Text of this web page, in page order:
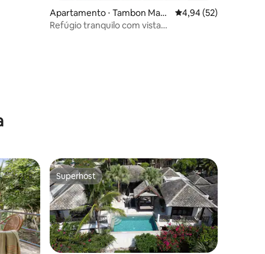
Apartamento ⋅ Tambon Mae
Nam
4,94 de uma
4,94 (52)
Refúgio tranquilo com vista
Superhost
Superhost